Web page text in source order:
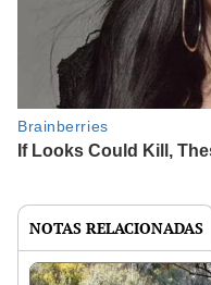
NOTAS RELACIONADAS